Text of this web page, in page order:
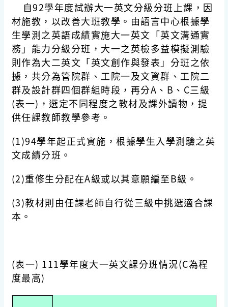
自92學年度試辦大一英文分級分班上課，因
材施教，以改善大班教學。由語言中心根據學
生學測之英語成績實施大一英文「英文溝通實
務」能力分級分班，大一之英檢多益模擬測驗
則作為大二英文「英文創作與發表」分班之依
據，共分為管院群、工院一及文資群、工院二
群及設計群四個群組時段，再分A、B、C三級
(表一)，選定不同程度之教材及課外讀物，提
供任課教師教學參考。
(1)94學年起正式實施，根據學生入學測驗之英
文成績分班。
(2)重修生分配在A級或以其意願編至B級。
(3)教材則由任課老師自行從三級中挑選適合課
本。
(表一) 111學年度大一英文課分班情況(C為程
度最高)